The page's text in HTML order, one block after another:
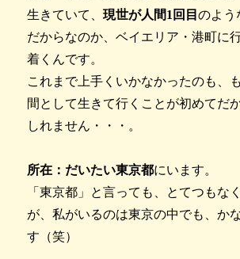
生きていて、現世が人間1回目のよう
だからなのか、ベイエリア・港町に
着くんです。
これまで上手くいかなかったのも、
間として生きて行くことが初めてだ
しれません・・・。
所在：だいたい東京都にいます。
「東京都」と言っても、とてつもな
が、私がいるのは東京の中でも、か
す（笑）